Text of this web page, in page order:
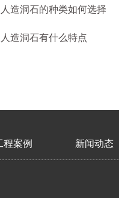
人造洞石的种类如何选择
人造洞石有什么特点
程案例 新闻动态